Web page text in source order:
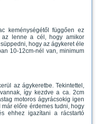
keménységétől függően ez
az lenne a cél, hogy amikor
hogy az ágykeret éle
10-12cm-nél van, minimum
az ágykeretbe. Tekintettel,
így kezdve a ca. 2cm
motoros ágyrácsokig igen
előre érdemes tudni, hogy
ehhez igazítani a rácstartó